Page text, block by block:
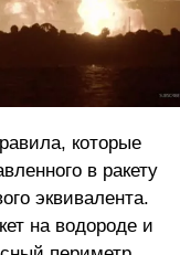
которые
в ракету
эквивалента.
на водороде и